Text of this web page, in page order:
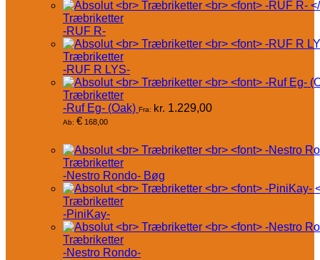
Træbriketter
-RUF R-
Træbriketter
-RUF R LYS-
Træbriketter
-Ruf Eg- (Oak) Fra: kr. 1.229,00
Ab: € 168,00
Træbriketter
-Nestro Rondo- Bøg
Træbriketter
-PiniKay-
Træbriketter
-Nestro Rondo-